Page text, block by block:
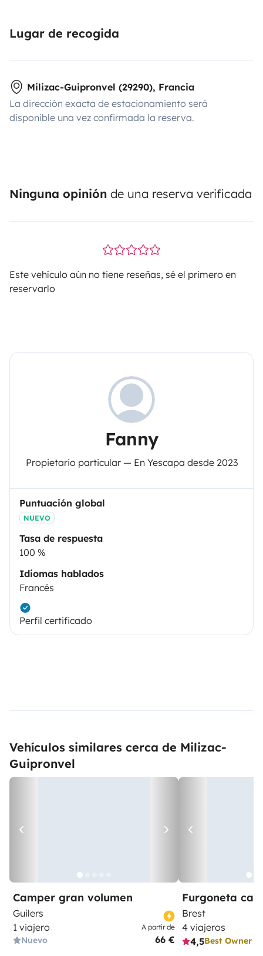
Lugar de recogida
Milizac-Guipronvel (29290), Francia
La dirección exacta de estacionamiento será
disponible una vez confirmada la reserva.
Ninguna opinión de una reserva verificada
Este vehículo aún no tiene reseñas, sé el primero en
reservarlo
Fanny
Propietario particular — En Yescapa desde 2023
Puntuación global
NUEVO
Tasa de respuesta
100 %
Idiomas hablados
Francés
Perfil certificado
Vehículos similares cerca de Milizac-
Guipronvel
Camper gran volumen
Guilers
1 viajero
Nuevo
A partir de
66 €
Furgoneta
Brest
4 viajeros
4,5Best Owner